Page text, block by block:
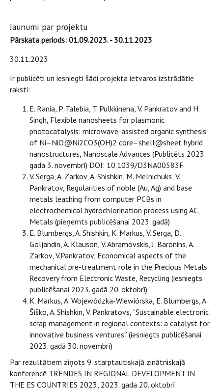
Jaunumi par projektu
Pārskata periods: 01.09.2023. - 30.11.2023
30.11.2023
Ir publicēti un iesniegti šādi projekta ietvaros izstrādātie
raksti:
E. Rania, P. Talebia, T. Pulkkinena, V. Pankratov and H.
Singh, Flexible nanosheets for plasmonic
photocatalysis: microwave-assisted organic synthesis
of Ni–NiO@Ni2CO3(OH)2 core–shell@sheet hybrid
nanostructures, Nanoscale Advances (Publicēts 2023.
gada 3. novembrī) DOI: 10.1039/D3NA00583F
V. Serga, A. Zarkov, A. Shishkin, M. Melnichuks, V.
Pankratov, Regularities of noble (Au, Ag) and base
metals leaching from computer PCBs in
electrochemical hydrochlorination process using AC,
Metals (pieņemts publicēšanai 2023. gadā)
E. Blumbergs, A. Shishkin, K. Markus, V. Serga, D.
Goljandin, A. Klauson, V. Abramovskis, J. Baronins, A.
Zarkov, V.Pankratov, Economical aspects of the
mechanical pre-treatment role in the Precious Metals
Recovery from Electronic Waste, Recycling (iesniegts
publicēšanai 2023. gadā 20. oktobrī)
K. Markus, A. Wojewódzka-Wiewiórska, E. Blumbergs, A.
Šiško, A. Shishkin, V. Pankratovs, “Sustainable electronic
scrap management in regional contexts: a catalyst for
innovative business ventures” (iesniegts publicēšanai
2023. gadā 30. novembrī)
Par rezultātiem ziņots 9. starptautiskajā zinātniskajā
konferencē TRENDES IN REGIONAL DEVELOPMENT IN
THE ES COUNTRIES 2023, 2023. gada 20. oktobrī